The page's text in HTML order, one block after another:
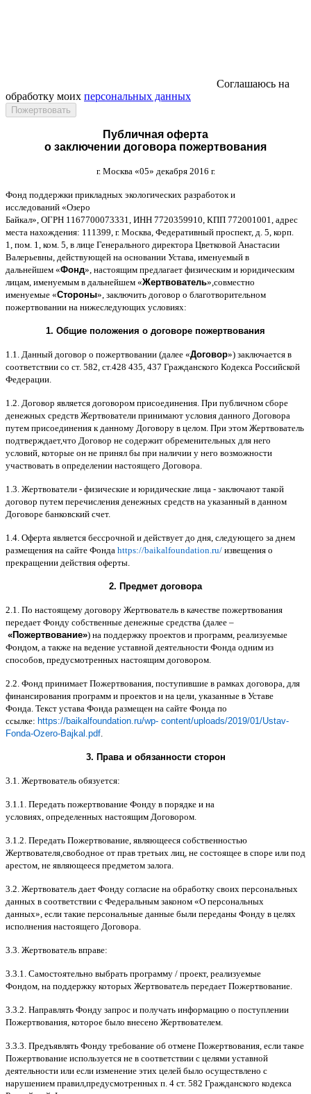
Соглашаюсь на
обработку моих персональных данных
Публичная оферта
о заключении договора пожертвования
г. Москва «05» декабря 2016 г.
Фонд поддержки прикладных экологических разработок и
исследований «Озеро
Байкал», ОГРН 1167700073331, ИНН 7720359910, КПП 772001001, адрес
места нахождения: 111399, г. Москва Федеративный проспект, д . 5, корп
1, пом . 1, ком . 5, в лице Генерального директора Цветковой Анастасии
Валерьевны действующей на основании Устава именуемый в
дальнейшем «Фонд», настоящим предлагает физическим и юридическим
лицам именуемым в дальнейшем «Жертвователь», совместно
именуемые «Стороны», заключить договор o благотворительном
пожертвовании на нижеследующих условиях:
1. Общие положения o договоре пожертвования
1.1. Данный договор о пожертвовании (далее «Договор») заключается в
соответствии со ст. 582, ст.428 435, 437 Гражданского Кодекса Российской
Федерации
1.2. Договор является договором присоединения При публичном сборе
денежных средств Жертвователи принимают условия данного Договора
путем присоединения к данному Договору в целом При этом Жертвователь
подтверждает,что Договор не содержит обременительных для него
условий которые он не принял бы при наличии у него возможности
участвовать в определении настоящего Договора
1.3. Жертвователи - физические и юридические лица - заключают такой
договор путем перечисления денежных средств на указанный в данном
Договоре банковский счет.
1.4. Оферта является бессрочной и действует до дня следующего за днем
размещения на сайте Фонда https://baikalfoundation.ru/ извещения о
прекращении действия оферты
2. Предмет договора
2.1. По настоящему договору Жертвователь в качестве пожертвования
передает Фонду собственные денежные средства (далее –
«Пожертвование») на поддержку проектов и программ реализуемые
Фондом а также на ведение уставной деятельности Фонда одним из
способов предусмотренных настоящим договором
2.2. Фонд принимает Пожертвования поступившие в рамках договора для
финансирования программ и проектов и на цели указанные в Уставе
Фонда Текст устава Фонда размещен на сайте Фонда по
ссылке: https://baikalfoundation.ru/wp- content/uploads/2019/01/Ustav-
Fonda-Ozero-Bajkal.pdf
3. Права и обязанности сторон
3.1. Жертвователь обязуется:
3.1.1. Передать пожертвование Фонду в порядке и на
условиях определенных настоящим Договором
3.1.2. Передать Пожертвование являющееся собственностью
Жертвователя свободное от прав третьих лиц не состоящее в споре или под
арестом не являющееся предметом залога
3.2. Жертвователь дает Фонду согласие на обработку своих персональных
данных в соответствии с Федеральным законом «О персональных
данных», если такие персональные данные были переданы Фонду в целях
исполнения настоящего Договора
3.3. Жертвователь вправе:
3.3.1. Самостоятельно выбрать программу / проект, реализуемые
Фондом на поддержку которых Жертвователь передает Пожертвование
3.3.2. Направлять Фонду запрос и получать информацию о поступлении
Пожертвования которое было внесено Жертвователем
3.3.3. Предъявлять Фонду требование об отмене Пожертвования если такое
Пожертвование используется не в соответствии с целями уставной
деятельности или если изменение этих целей было осуществлено с
нарушением правил предусмотренных п . 4 ст. 582 Гражданского кодекса